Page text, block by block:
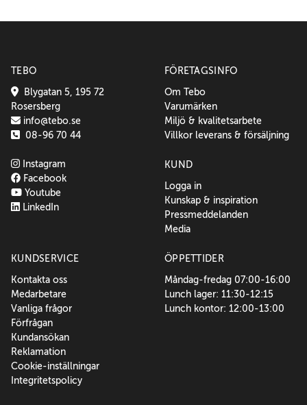
TEBO
Blygatan 5, 195 72
Rosersberg
info@tebo.se
08-96 70 44
Instagram
Facebook
Youtube
LinkedIn
FÖRETAGSINFO
Om Tebo
Varumärken
Miljö & kvalitetsarbete
Villkor leverans & försäljning
KUND
Logga in
Kunskap & inspiration
Pressmeddelanden
Media
KUNDSERVICE
Kontakta oss
Medarbetare
Vanliga frågor
Förfrågan
Kundansökan
Reklamation
Cookie-inställningar
Integritetspolicy
ÖPPETTIDER
Måndag-fredag 07:00-16:00
Lunch lager: 11:30-12:15
Lunch kontor: 12:00-13:00